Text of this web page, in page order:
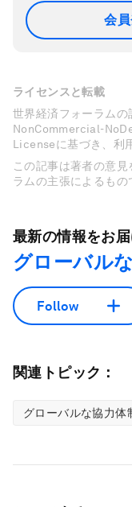
会員
ライセンスと転載
世界経済フォーラム
NonCommercial-
Licenseに基づき、利
この記事は著者の意
ラムの主張によるもの
最新の情報をお届
グローバル
Follow
関連トピック：
グローバルな協力体